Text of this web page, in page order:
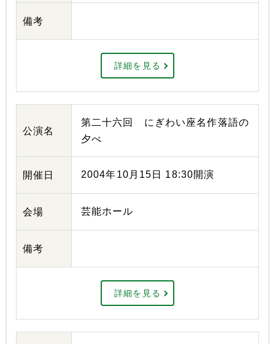
備考
詳細を見る
公演名
第二十六回 にぎわい座名作落語の
夕べ
開催日 2004年10月15日 18:30開演
会場 芸能ホール
備考
詳細を見る